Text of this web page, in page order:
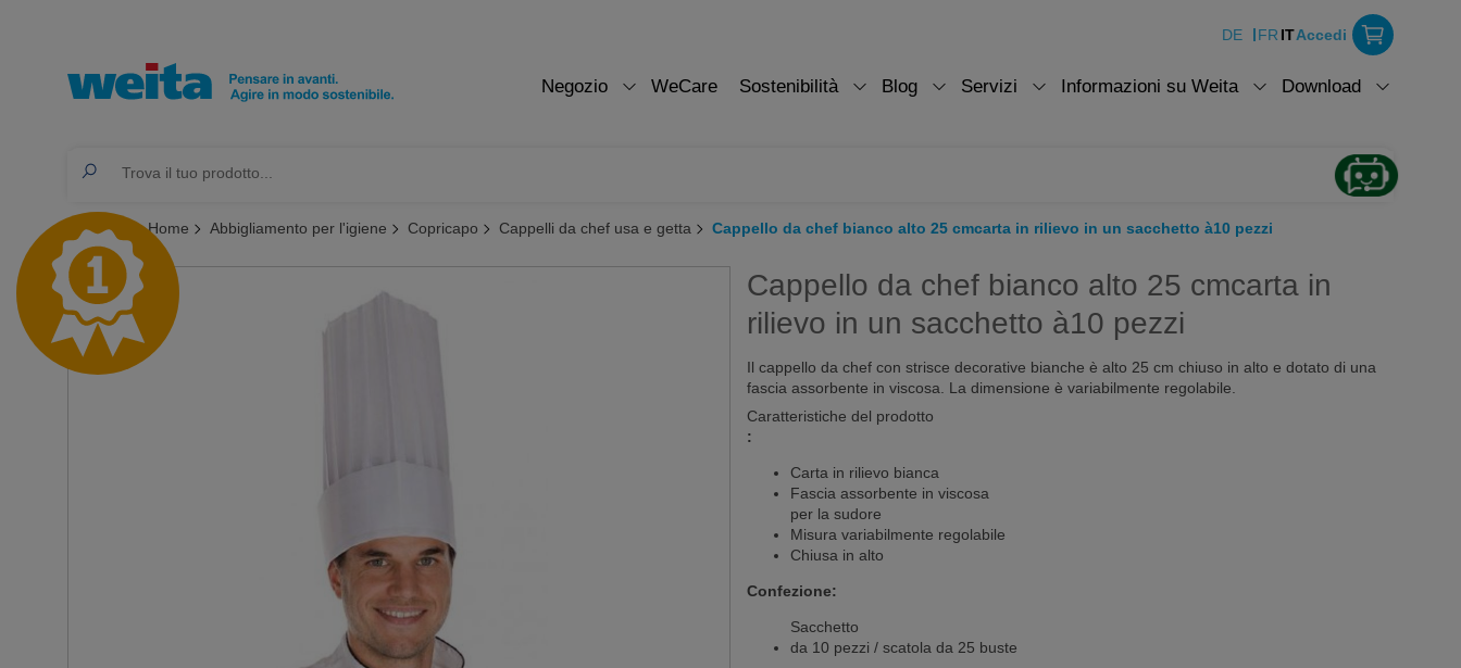
DE FR ITAccedi
Negozio WeCare Sostenibilità Blog Servizi Informazioni su Weita Download
Ti trovi qui: Home Abbigliamento per l'igiene Copricapo Cappelli da chef usa e getta Cappello da chef bianco alto 25 cmcarta in rilievo in un sacchetto à10 pezzi
Cappello da chef bianco alto 25 cmcarta in
rilievo in un sacchetto à10 pezzi
Il cappello da chef con strisce decorative bianche è alto 25 cm chiuso in alto e dotato di una
fascia assorbente in viscosa. La dimensione è variabilmente regolabile.
Caratteristiche del prodotto
:
Carta in rilievo bianca
Fascia assorbente in viscosa
per la sudore
Misura variabilmente regolabile
Chiusa in alto
Confezione:
Sacchetto
da 10 pezzi / scatola da 25 buste